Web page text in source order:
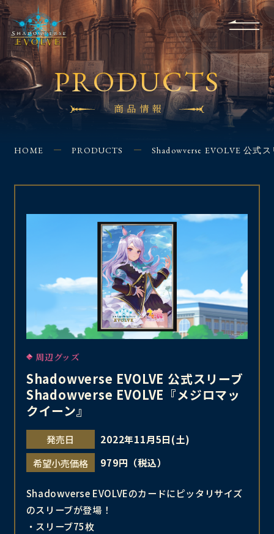
Q&A
EVENT SHOPS
FOR
BEGINNERS
APPLICATION
CONTACT
PRODUCTS
商品情報
HOME PRODUCTS Shadowverse EVOLVE 公式
周辺グッズ
Shadowverse EVOLVE 公式スリーブ
Shadowverse EVOLVE『メジロマッ
クイーン』
発売日
2022年11月5日(土)
希望小売価格
979円（税込）
Shadowverse EVOLVEのカードにピッタリサイズ
のスリーブが登場！
・スリーブ75枚